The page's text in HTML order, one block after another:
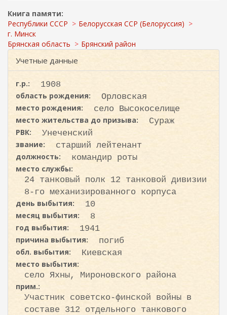
и
с
к
а
Книга памяти:
Республики СССР
Белорусская ССР (Белоруссия)
г. Минск
Брянская область
Брянский район
Учетные данные
г.р.:
1908
область рождения:
Орловская
место рождения:
село Высокоселище
место жительства до призыва:
Сураж
РВК:
Унеченский
звание:
старший лейтенант
должность:
командир роты
место службы:
24 танковый полк 12 танковой дивизии
8-го механизированного корпуса
день выбытия:
10
месяц выбытия:
8
год выбытия:
1941
причина выбытия:
погиб
обл. выбытия:
Киевская
место выбытия:
село Яхны, Мироновского района
прим.:
Участник советско-финской войны в
составе 312 отдельного танкового